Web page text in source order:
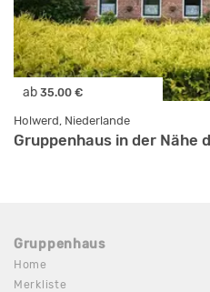
ab 35.00 €
Holwerd, Niederlande
Gruppenhaus in der Nähe
Gruppenhaus
Home
Merkliste